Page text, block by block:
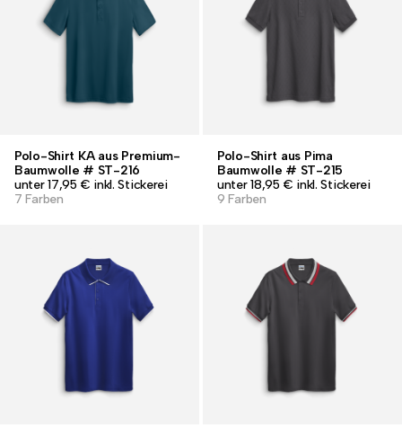
Polo-Shirt KA aus Premium-
Baumwolle # ST-216
unter 17,95 € inkl. Stickerei
7 Farben
Polo-Shirt aus Pima
Baumwolle # ST-215
unter 18,95 € inkl. Stickerei
9 Farben